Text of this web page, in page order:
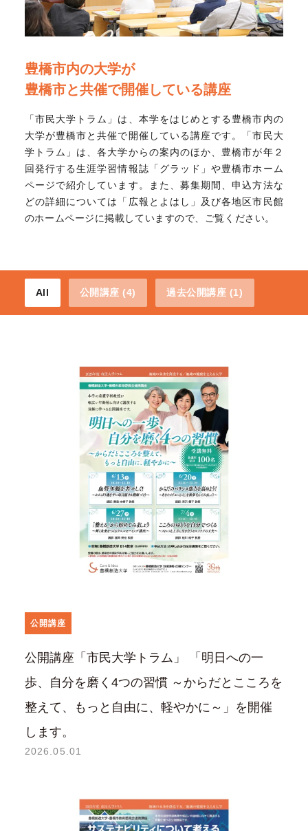
豊橋市内の大学が
豊橋市と共催で開催している講座
「市民大学トラム」は、本学をはじめとする豊橋市内の
大学が豊橋市と共催で開催している講座です。「市民大
学トラム」は、各大学からの案内のほか、豊橋市が年２
回発行する生涯学習情報誌「グラッド」や豊橋市ホーム
ページで紹介しています。また、募集期間、申込方法な
どの詳細については「広報とよはし」及び各地区市民館
のホームページに掲載していますので、ご覧ください。
All 公開講座 (4) 過去公開講座 (1)
公開講座
公開講座「市民大学トラム」 「明日への一
歩、自分を磨く4つの習慣 ～からだとこころを
整えて、もっと自由に、軽やかに～」を開催
します。
2026.05.01